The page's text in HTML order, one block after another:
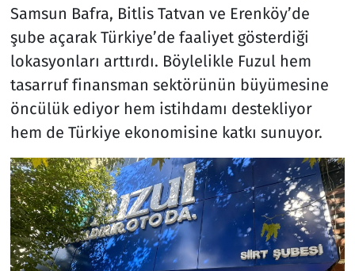
Samsun Bafra, Bitlis Tatvan ve Erenköy’de
şube açarak Türkiye’de faaliyet gösterdiği
lokasyonları arttırdı. Böylelikle Fuzul hem
tasarruf finansman sektörünün büyümesine
öncülük ediyor hem istihdamı destekliyor
hem de Türkiye ekonomisine katkı sunuyor.